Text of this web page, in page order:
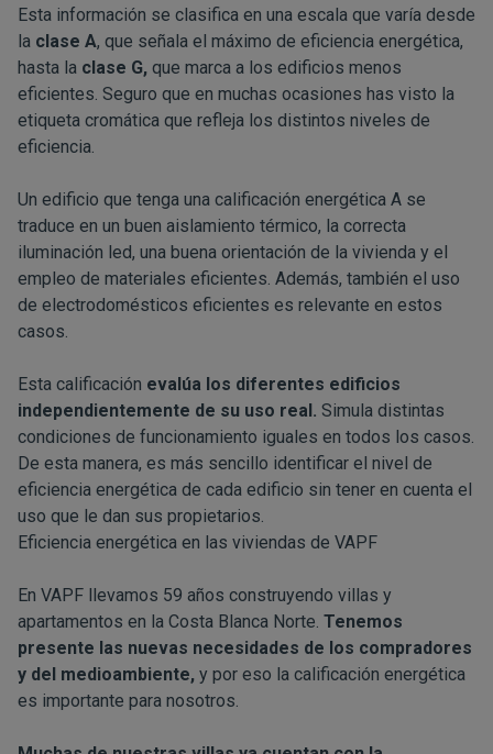
Esta información se clasifica en una escala que varía desde
la clase A, que señala el máximo de eficiencia energética,
hasta la clase G, que marca a los edificios menos
eficientes. Seguro que en muchas ocasiones has visto la
etiqueta cromática que refleja los distintos niveles de
eficiencia.
Un edificio que tenga una calificación energética A se
traduce en un buen aislamiento térmico, la correcta
iluminación led, una buena orientación de la vivienda y el
empleo de materiales eficientes. Además, también el uso
de electrodomésticos eficientes es relevante en estos
casos.
Esta calificación evalúa los diferentes edificios
independientemente de su uso real. Simula distintas
condiciones de funcionamiento iguales en todos los casos.
De esta manera, es más sencillo identificar el nivel de
eficiencia energética de cada edificio sin tener en cuenta el
uso que le dan sus propietarios.
Eficiencia energética en las viviendas de VAPF
En VAPF llevamos 59 años construyendo villas y
apartamentos en la Costa Blanca Norte. Tenemos
presente las nuevas necesidades de los compradores
y del medioambiente, y por eso la calificación energética
es importante para nosotros.